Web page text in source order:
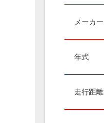
メーカー
年式
走行距離